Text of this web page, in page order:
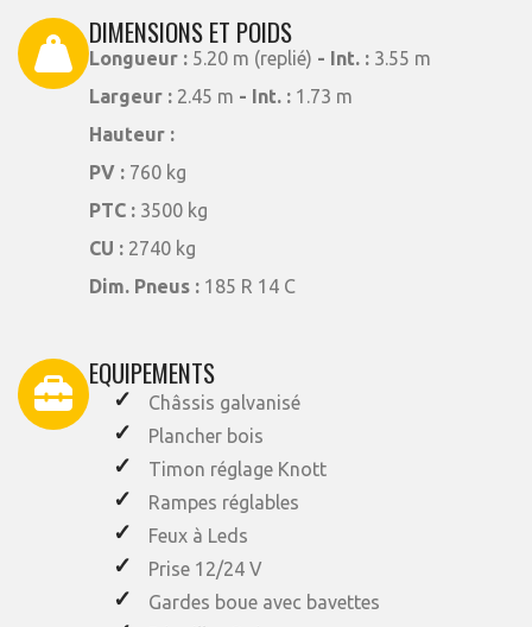
DIMENSIONS ET POIDS
Longueur : 5.20 m (replié) - Int. : 3.55 m
Largeur : 2.45 m - Int. : 1.73 m
Hauteur :
PV : 760 kg
PTC : 3500 kg
CU : 2740 kg
Dim. Pneus : 185 R 14 C
EQUIPEMENTS
Châssis galvanisé
Plancher bois
Timon réglage Knott
Rampes réglables
Feux à Leds
Prise 12/24 V
Gardes boue avec bavettes